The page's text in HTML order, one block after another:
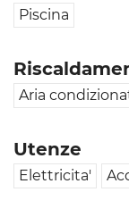
Piscina
Aria
Utenze
Elettricita'